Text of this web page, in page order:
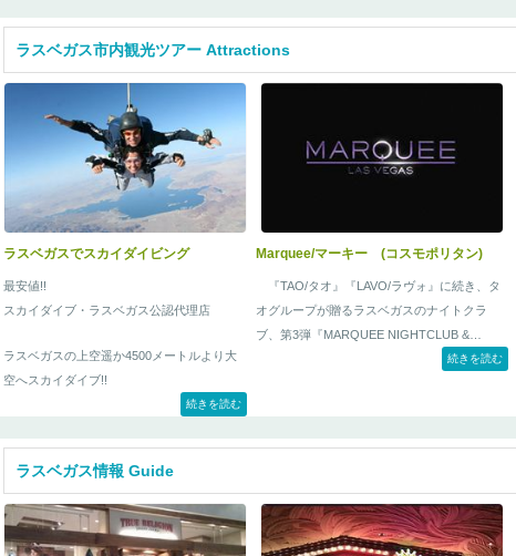
帰りツアー。
アッパー、ロウアーアンテロープキャニオン
付いた贅沢な日帰りツアーです。
日ツアーなので夜の食事やショーの予定も問
題なし！
ラスベガス市内観光ツアー Attractions
ラスベガスでスカイダイビング
最安値!!
スカイダイブ・ラスベガス公認代理店
ラスベガスの上空遥か4500メートルより大
空へスカイダイブ!!
スカイダイブ・ラスベガスのジャンプ地から
ができ、経験豊富なインストラクターが一緒
に飛んでくれるので初めての方でも安心して
スカイダイビングを体験できます。
続きを読む
Marquee/マーキー (コスモポリタン)
『TAO/タオ』『LAVO/ラヴォ』に続き、タ
オグループが贈るラスベガスのナイトクラ
ブ、第3弾『MARQUEE NIGHTCLUB &
DAYCLUB/マーキー・ナイトクラブ＆デーク
続きを読む
ラスベガス情報 Guide